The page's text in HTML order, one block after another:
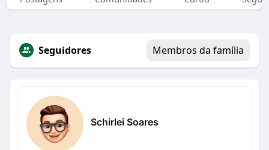
Seguidores Membros da família
Schirlei Soares